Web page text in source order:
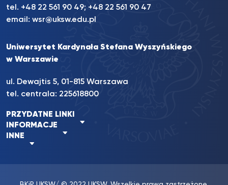
tel. +48 22 561 90 49; +48 22 561 90 47
email: wsr@uksw.edu.pl
Uniwersytet Kardynała Stefana Wyszyńskiego
w Warszawie
ul. Dewajtis 5, 01-815 Warszawa
tel. centrala: 225618800
PRZYDATNE LINKI
INFORMACJE
INNE